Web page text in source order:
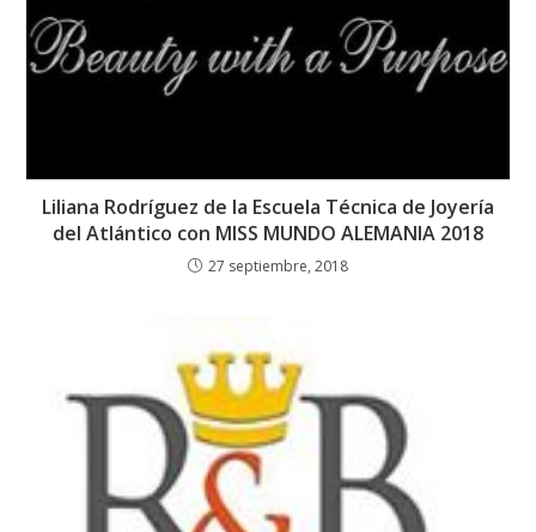
Liliana Rodríguez de la Escuela Técnica de Joyería
del Atlántico con MISS MUNDO ALEMANIA 2018
27 septiembre, 2018